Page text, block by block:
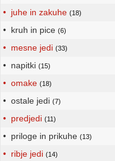
• juhe in zakuhe (18)
• kruh in pice (6)
• mesne jedi (33)
• napitki (15)
• omake (18)
• ostale jedi (7)
• predjedi (11)
• priloge in prikuhe (13)
• ribje jedi (14)